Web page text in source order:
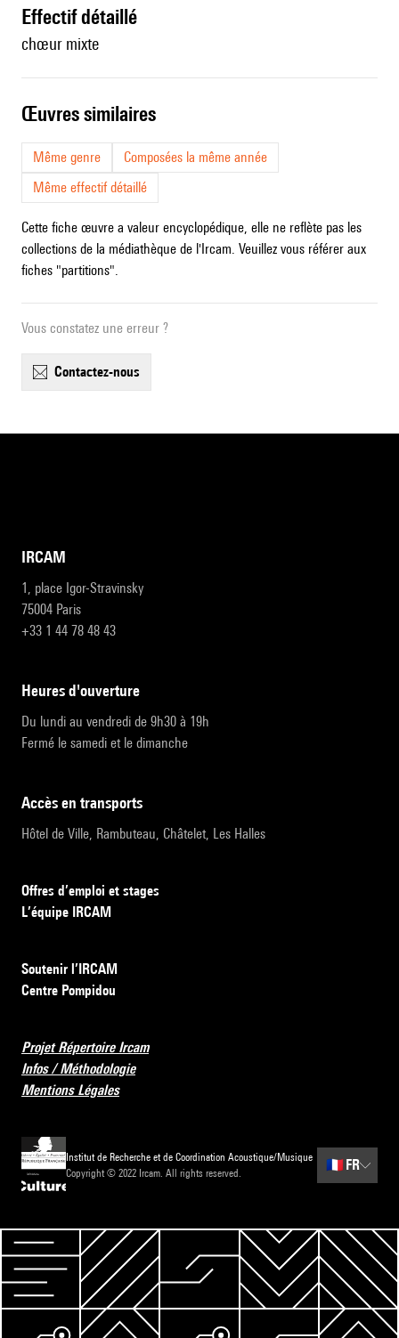
effectif détaillé
chœur mixte
œuvres similaires
Même genre
Composées la même année
Même effectif détaillé
Cette fiche œuvre a valeur encyclopédique, elle ne reflète pas les
collections de la médiathèque de l'Ircam. Veuillez vous référer aux
fiches "partitions".
Vous constatez une erreur ?
contactez-nous
IRCAM
1, place Igor-Stravinsky
75004 Paris
+33 1 44 78 48 43
heures d'ouverture
Du lundi au vendredi de 9h30 à 19h
Fermé le samedi et le dimanche
accès en transports
Hôtel de Ville, Rambuteau, Châtelet, Les Halles
Offres d’emploi et stages
L’équipe IRCAM
Soutenir l’IRCAM
Centre Pompidou
Projet Répertoire Ircam
Infos / Méthodologie
Mentions Légales
Institut de Recherche et de Coordination Acoustique/Musique
Copyright © 2022 Ircam. All rights reserved.
🇫🇷 FR